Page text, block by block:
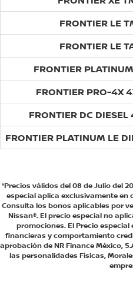
FRONTIER LE
FRONTIER LE
FRONTIER
FRONTIER PRO-4X
FRONTIER DC
FRONTIER PLATINUM LE
*Precios válidos del 08 de Julio del
especial aplica exclusivamente en
Consulta los bonos aplicables por
Nissan®. El precio especial no
promociones. El Precio
financieras y comportamiento
aprobación de NR Finance México,
las personalidades Físicas,